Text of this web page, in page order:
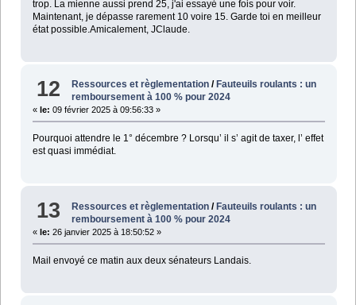
trop. La mienne aussi prend 25, j'ai essayé une fois pour voir.
Maintenant, je dépasse rarement 10 voire 15. Garde toi en meilleur
état possible.Amicalement, JClaude.
12 Ressources et règlementation / Fauteuils roulants : un
remboursement à 100 % pour 2024
« le: 09 février 2025 à 09:56:33 »
Pourquoi attendre le 1° décembre ? Lorsqu’ il s’ agit de taxer, l’ effet
est quasi immédiat.
13 Ressources et règlementation /Fauteuils roulants : un
remboursement à 100 % pour 2024
« le: 26 janvier 2025 à 18:50:52 »
Mail envoyé ce matin aux deux sénateurs Landais.